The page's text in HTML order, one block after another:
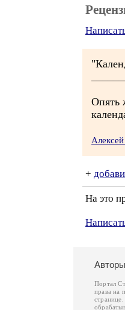
Опять
+
На это
Авторы
Портал
права на
странице.